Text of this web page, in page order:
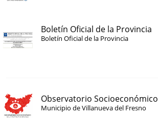
Boletín Oficial de la Provincia
Boletín Oficial de la Provincia
Observatorio Socioeconómico
Municipio de Villanueva del Fresno